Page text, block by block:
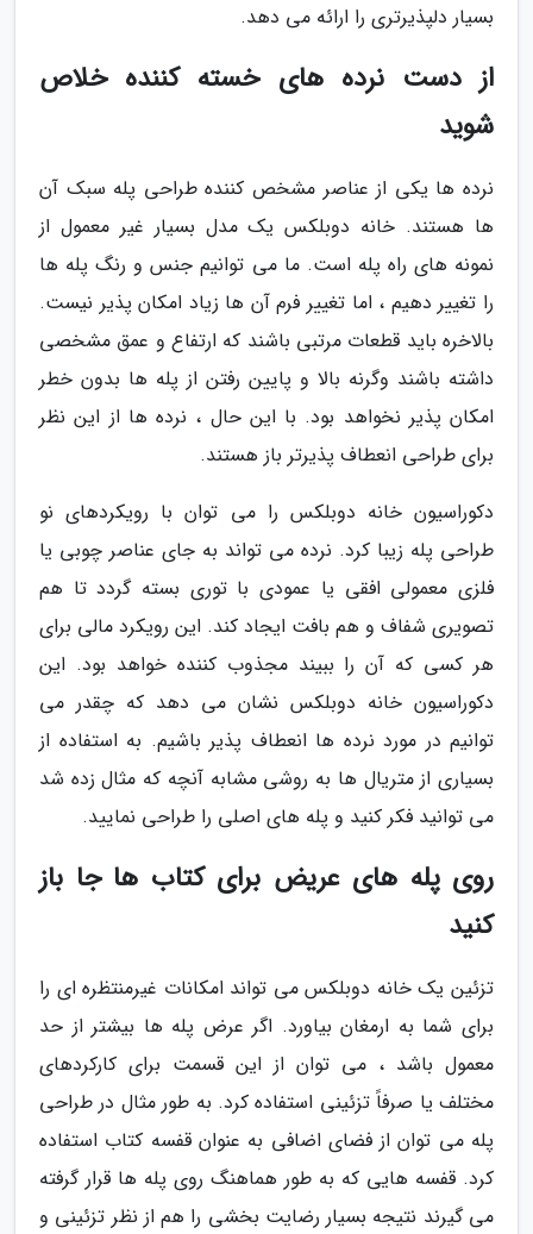
بسیار دلپذیرتری را ارائه می دهد.
از دست نرده های خسته کننده خلاص
شوید
نرده ها یکی از عناصر مشخص کننده طراحی پله سبک آن
ها هستند. خانه دوبلکس یک مدل بسیار غیر معمول از
نمونه های راه پله است. ما می توانیم جنس و رنگ پله ها
را تغییر دهیم ، اما تغییر فرم آن ها زیاد امکان پذیر نیست.
بالاخره باید قطعات مرتبی باشند که ارتفاع و عمق مشخصی
داشته باشند وگرنه بالا و پایین رفتن از پله ها بدون خطر
امکان پذیر نخواهد بود. با این حال ، نرده ها از این نظر
برای طراحی انعطاف پذیرتر باز هستند.
دکوراسیون خانه دوبلکس را می توان با رویکردهای نو
طراحی پله زیبا کرد. نرده می تواند به جای عناصر چوبی یا
فلزی معمولی افقی یا عمودی با توری بسته گردد تا هم
تصویری شفاف و هم بافت ایجاد کند. این رویکرد مالی برای
هر کسی که آن را ببیند مجذوب کننده خواهد بود. این
دکوراسیون خانه دوبلکس نشان می دهد که چقدر می
توانیم در مورد نرده ها انعطاف پذیر باشیم. به استفاده از
بسیاری از متریال ها به روشی مشابه آنچه که مثال زده شد
می توانید فکر کنید و پله های اصلی را طراحی نمایید.
روی پله های عریض برای کتاب ها جا باز
کنید
تزئین یک خانه دوبلکس می تواند امکانات غیرمنتظره ای را
برای شما به ارمغان بیاورد. اگر عرض پله ها بیشتر از حد
معمول باشد ، می توان از این قسمت برای کارکردهای
مختلف یا صرفاً تزئینی استفاده کرد. به طور مثال در طراحی
پله می توان از فضای اضافی به عنوان قفسه کتاب استفاده
کرد. قفسه هایی که به طور هماهنگ روی پله ها قرار گرفته
می گیرند نتیجه بسیار رضایت بخشی را هم از نظر تزئینی و